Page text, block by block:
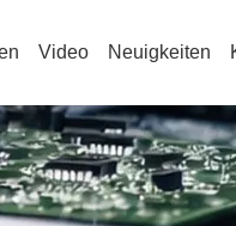
Video Neuigkeiten